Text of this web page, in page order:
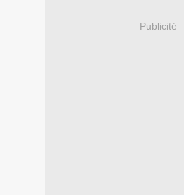
Publicité